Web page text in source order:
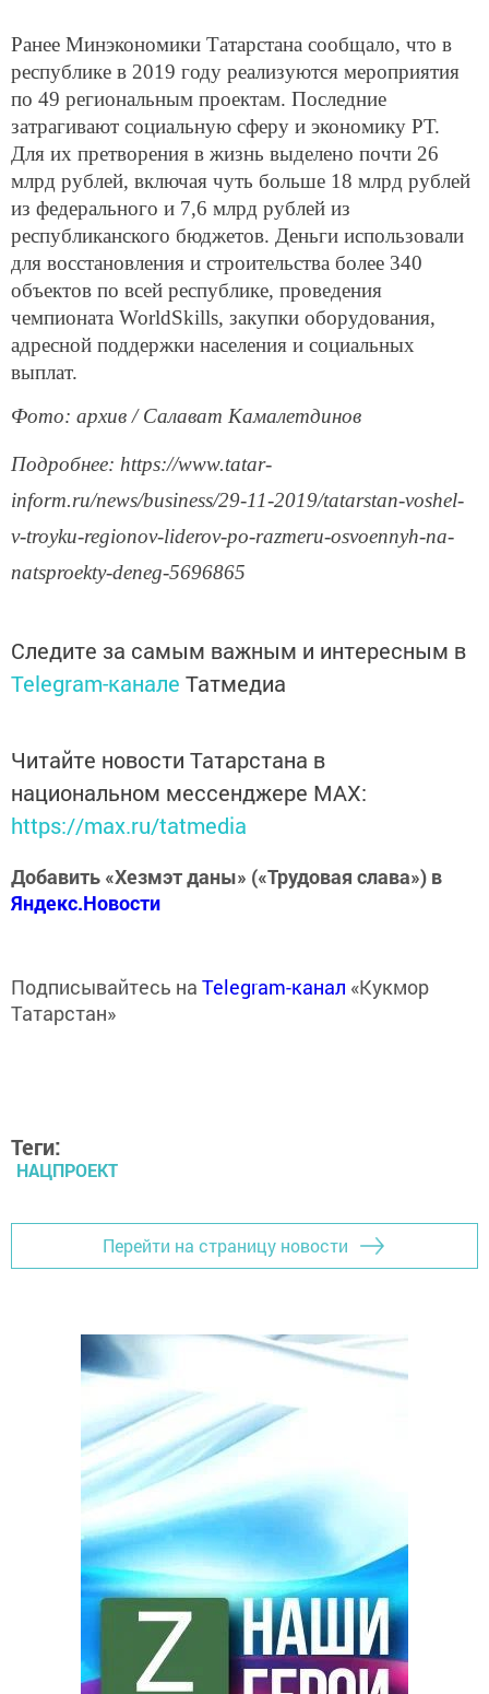
Ранее Минэкономики Татарстана сообщало, что в
республике в 2019 году реализуются мероприятия
по 49 региональным проектам. Последние
затрагивают социальную сферу и экономику РТ.
Для их претворения в жизнь выделено почти 26
млрд рублей, включая чуть больше 18 млрд рублей
из федерального и 7,6 млрд рублей из
республиканского бюджетов. Деньги использовали
для восстановления и строительства более 340
объектов по всей республике, проведения
чемпионата WorldSkills, закупки оборудования,
адресной поддержки населения и социальных
выплат.
Фото: архив / Салават Камалетдинов
Подробнее: https://www.tatar-
inform.ru/news/business/29-11-2019/tatarstan-voshel-
v-troyku-regionov-liderov-po-razmeru-osvoennyh-na-
natsproekty-deneg-5696865
Следите за самым важным и интересным в
Telegram-канале Татмедиа
Читайте новости Татарстана в
национальном мессенджере MАХ:
https://max.ru/tatmedia
Добавить «Хезмэт даны» («Трудовая слава») в
Яндекс.Новости
Подписывайтесь на Telegram-канал «Кукмор
Татарстан»
Теги:
НАЦПРОЕКТ
Перейти на страницу новости